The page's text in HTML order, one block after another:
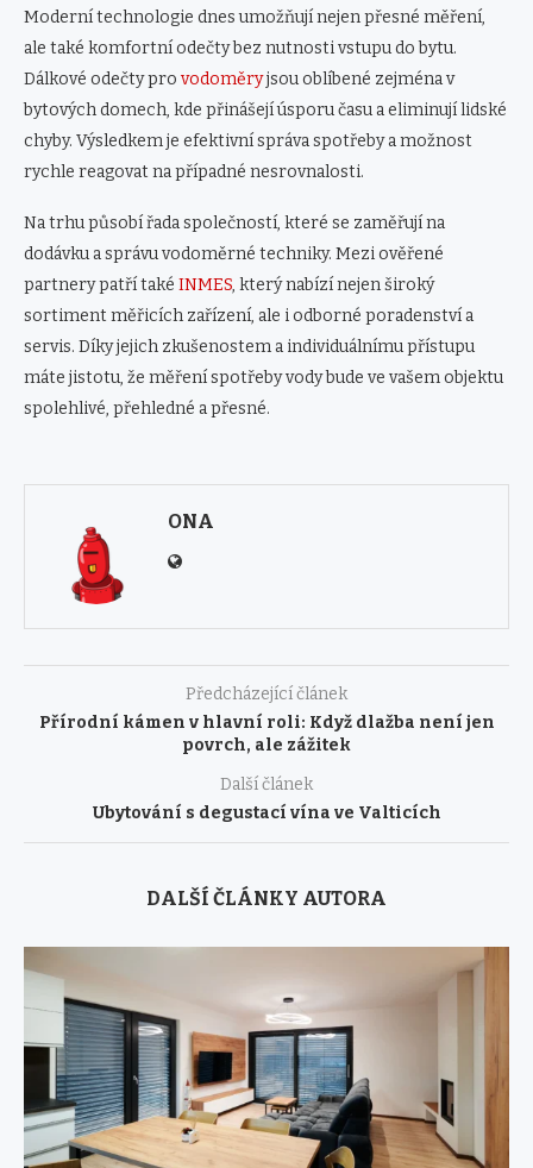
Moderní technologie dnes umožňují nejen přesné měření,
ale také komfortní odečty bez nutnosti vstupu do bytu.
Dálkové odečty pro vodoměryjsou oblíbené zejména v
bytových domech, kde přinášejí úsporu času a eliminují lidské
chyby. Výsledkem je efektivní správa spotřeby a možnost
rychle reagovat na případné nesrovnalosti.
Na trhu působí řada společností, které se zaměřují na
dodávku a správu vodoměrné techniky. Mezi ověřené
partnery patří také INMES, který nabízí nejen široký
sortiment měřicích zařízení, ale i odborné poradenství a
servis. Díky jejich zkušenostem a individuálnímu přístupu
máte jistotu, že měření spotřeby vody bude ve vašem objektu
spolehlivé, přehledné a přesné.
ONA
Předcházející článek
Přírodní kámen v hlavní roli: Když dlažba není jen
povrch, ale zážitek
Další článek
Ubytování s degustací vína ve Valticích
DALŠÍ ČLÁNKY AUTORA